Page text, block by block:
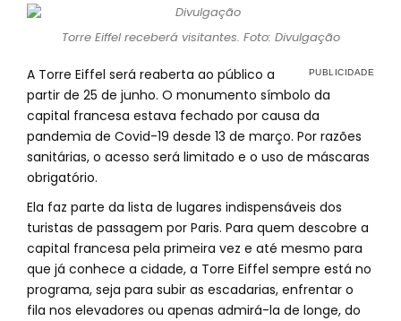
Torre Eiffel receberá visitantes. Foto: Divulgação
A Torre Eiffel será reaberta ao público a
partir de 25 de junho. O monumento símbolo da
capital francesa estava fechado por causa da
pandemia de Covid-19 desde 13 de março. Por razões
sanitárias, o acesso será limitado e o uso de máscaras
obrigatório.
Ela faz parte da lista de lugares indispensáveis dos
turistas de passagem por Paris. Para quem descobre a
capital francesa pela primeira vez e até mesmo para
que já conhece a cidade, a Torre Eiffel sempre está no
programa, seja para subir as escadarias, enfrentar o
fila nos elevadores ou apenas admirá-la de longe, do